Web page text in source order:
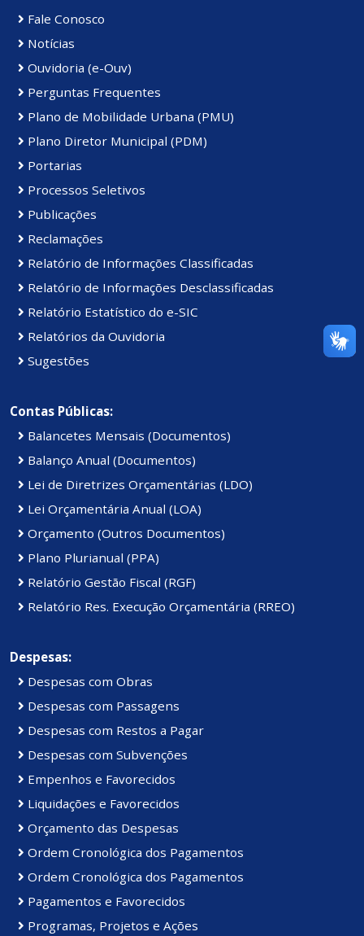
Fale Conosco
Notícias
Ouvidoria (e-Ouv)
Perguntas Frequentes
Plano de Mobilidade Urbana (PMU)
Plano Diretor Municipal (PDM)
Portarias
Processos Seletivos
Publicações
Reclamações
Relatório de Informações Classificadas
Relatório de Informações Desclassificadas
Relatório Estatístico do e-SIC
Relatórios da Ouvidoria
Sugestões
Contas Públicas:
Balancetes Mensais (Documentos)
Balanço Anual (Documentos)
Lei de Diretrizes Orçamentárias (LDO)
Lei Orçamentária Anual (LOA)
Orçamento (Outros Documentos)
Plano Plurianual (PPA)
Relatório Gestão Fiscal (RGF)
Relatório Res. Execução Orçamentária (RREO)
Despesas:
Despesas com Obras
Despesas com Passagens
Despesas com Restos a Pagar
Despesas com Subvenções
Empenhos e Favorecidos
Liquidações e Favorecidos
Orçamento das Despesas
Ordem Cronológica dos Pagamentos
Ordem Cronológica dos Pagamentos
Pagamentos e Favorecidos
Programas, Projetos e Ações